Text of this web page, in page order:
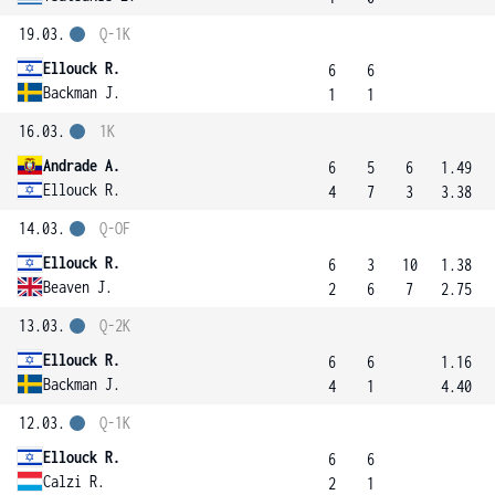
19.03.
Ellouck R.
Backman J.
Q-1K
6
1
6
1
16.03.
Andrade A.
Ellouck R.
1K
6
4
5
7
6
3
1.49
3.38
14.03.
Ellouck R.
Beaven J.
Q-OF
6
2
3
6
10
7
1.38
2.75
13.03.
Ellouck R.
Backman J.
Q-2K
6
4
6
1
1.16
4.40
12.03.
Ellouck R.
Calzi R.
Q-1K
6
2
6
1